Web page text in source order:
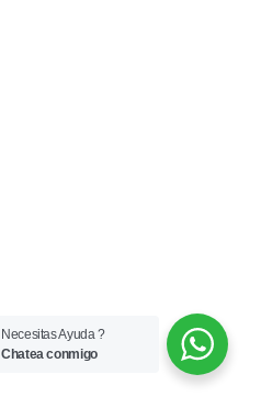
Necesitas Ayuda ?
Chatea conmigo